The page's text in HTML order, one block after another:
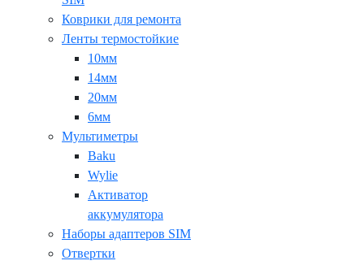
Коврики для ремонта
Ленты термостойкие
10мм
14мм
20мм
6мм
Мультиметры
Baku
Wylie
Активатор
аккумулятора
Наборы адаптеров SIM
Отвертки